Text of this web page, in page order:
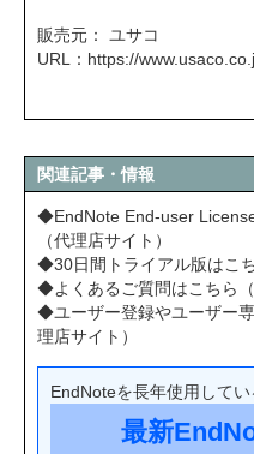
販売元： ユサコ
URL： https://
関連記事・情報
◆EndNote End-user
（代理店サイト）
◆30日間トライアル版はこ
◆よくあるご質問はこちら（
◆ユーザー登録やユーザー
理店サイト）
EndNoteを長年使用して
最新